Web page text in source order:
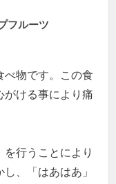
フルーツ
べ物です。この食
がける事により痛
行うことにより
、「はあはあ」